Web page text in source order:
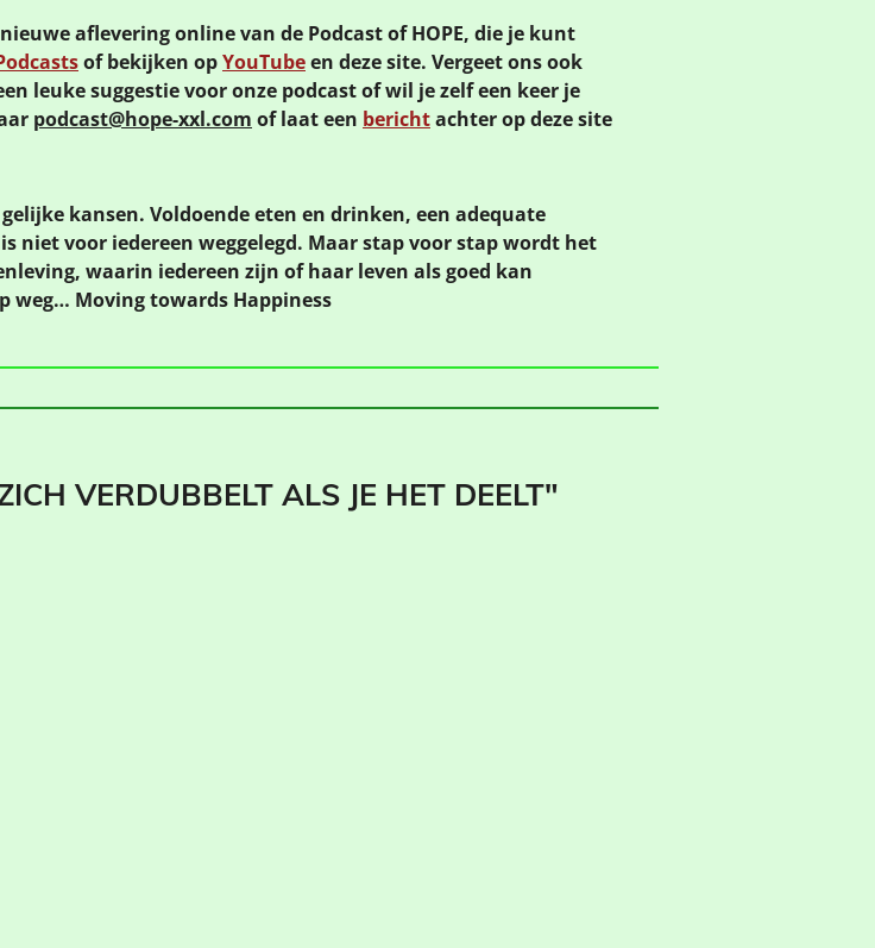
aflevering online van de Podcast of HOPE, die je kunt
of bekijken opYouTubeen deze site. Vergeet ons ook
leuke suggestie voor onze podcast of wil je zelf een keer je
podcast@hope-xxl.com of laat een berichtachter op deze site
kansen. Voldoende eten en drinken, een adequate
niet voor iedereen weggelegd. Maar stap voor stap wordt het
waarin iedereen zijn of haar leven als goed kan
weg… Moving towards Happiness
VERDUBBELT ALS JE HET DEELT"